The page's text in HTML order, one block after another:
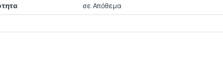
σε Απόθεμα